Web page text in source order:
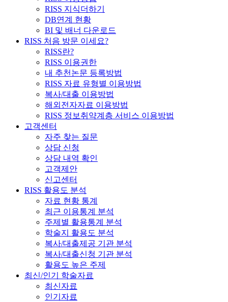
RISS 지식더하기
DB연계 현황
BI 및 배너 다운로드
RISS 처음 방문 이세요?
RISS란?
RISS 이용권한
내 추천논문 등록방법
RISS 자료 유형별 이용방법
복사/대출 이용방법
해외전자자료 이용방법
RISS 정보취약계층 서비스 이용방법
고객센터
자주 찾는 질문
상담 신청
상담 내역 확인
고객제안
신고센터
RISS 활용도 분석
자료 현황 통계
최근 이용통계 분석
주제별 활용통계 분석
학술지 활용도 분석
복사/대출제공 기관 분석
복사/대출신청 기관 분석
활용도 높은 주제
최신/인기 학술자료
최신자료
인기자료